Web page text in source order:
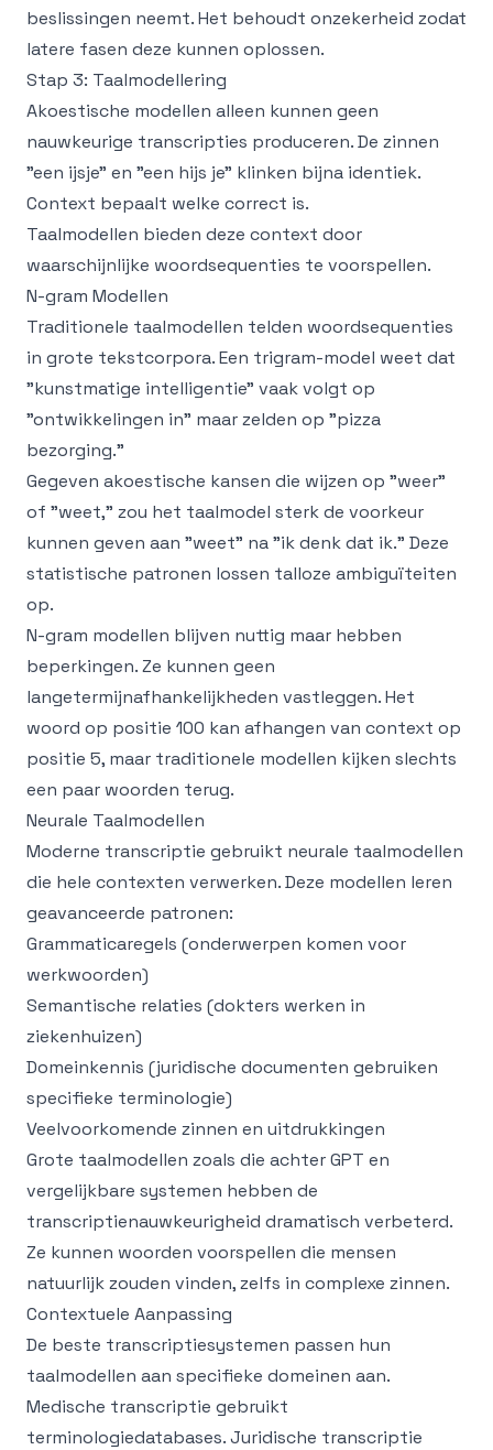
beslissingen neemt. Het behoudt onzekerheid zodat
latere fasen deze kunnen oplossen.
Stap 3: Taalmodellering
Akoestische modellen alleen kunnen geen
nauwkeurige transcripties produceren. De zinnen
"een ijsje" en "een hijs je" klinken bijna identiek.
Context bepaalt welke correct is.
Taalmodellen bieden deze context door
waarschijnlijke woordsequenties te voorspellen.
N-gram Modellen
Traditionele taalmodellen telden woordsequenties
in grote tekstcorpora. Een trigram-model weet dat
"kunstmatige intelligentie" vaak volgt op
"ontwikkelingen in" maar zelden op "pizza
bezorging."
Gegeven akoestische kansen die wijzen op "weer"
of "weet," zou het taalmodel sterk de voorkeur
kunnen geven aan "weet" na "ik denk dat ik." Deze
statistische patronen lossen talloze ambiguïteiten
op.
N-gram modellen blijven nuttig maar hebben
beperkingen. Ze kunnen geen
langetermijnafhankelijkheden vastleggen. Het
woord op positie 100 kan afhangen van context op
positie 5, maar traditionele modellen kijken slechts
een paar woorden terug.
Neurale Taalmodellen
Moderne transcriptie gebruikt neurale taalmodellen
die hele contexten verwerken. Deze modellen leren
geavanceerde patronen:
Grammaticaregels (onderwerpen komen voor
werkwoorden)
Semantische relaties (dokters werken in
ziekenhuizen)
Domeinkennis (juridische documenten gebruiken
specifieke terminologie)
Veelvoorkomende zinnen en uitdrukkingen
Grote taalmodellen zoals die achter GPT en
vergelijkbare systemen hebben de
transcriptienauwkeurigheid dramatisch verbeterd.
Ze kunnen woorden voorspellen die mensen
natuurlijk zouden vinden, zelfs in complexe zinnen.
Contextuele Aanpassing
De beste transcriptiesystemen passen hun
taalmodellen aan specifieke domeinen aan.
Medische transcriptie gebruikt
terminologiedatabases. Juridische transcriptie